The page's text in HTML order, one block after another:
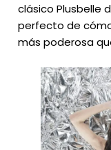
clásico Plusbelle
perfecto de
más poderosa